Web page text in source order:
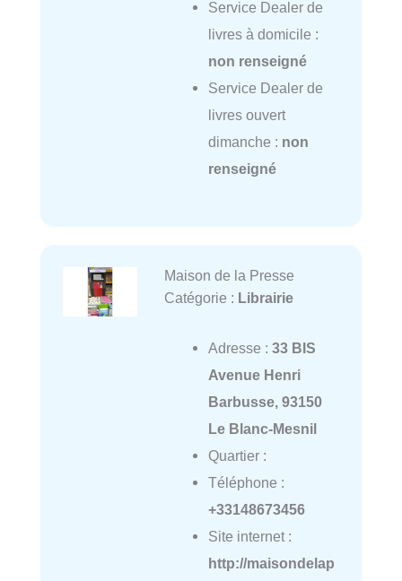
Service Dealer de
livres à domicile :
non renseigné
Service Dealer de
livres ouvert
dimanche : non
renseigné
Maison de la Presse
Catégorie : Librairie
Adresse : 33 BIS
Avenue Henri
Barbusse, 93150
Le Blanc-Mesnil
Quartier :
Téléphone :
+33148673456
Site internet :
http://maisondelap